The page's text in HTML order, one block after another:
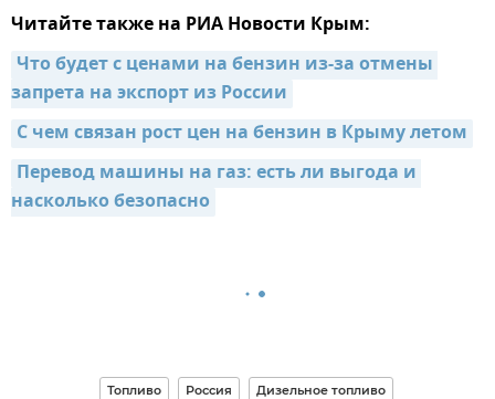
Читайте также на РИА Новости Крым:
Что будет с ценами на бензин из-за отмены
запрета на экспорт из России
С чем связан рост цен на бензин в Крыму летом
Перевод машины на газ: есть ли выгода и
насколько безопасно
Топливо Россия Дизельное топливо